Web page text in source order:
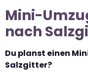
Mini-
nach
Du planst einen
Salzgitter?